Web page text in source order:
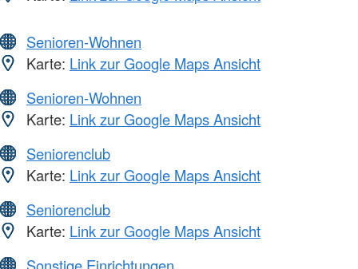
Senioren-Wohnen
Karte: Link zur Google Maps Ansicht
Senioren-Wohnen
Karte: Link zur Google Maps Ansicht
Seniorenclub
Karte: Link zur Google Maps Ansicht
Seniorenclub
Karte: Link zur Google Maps Ansicht